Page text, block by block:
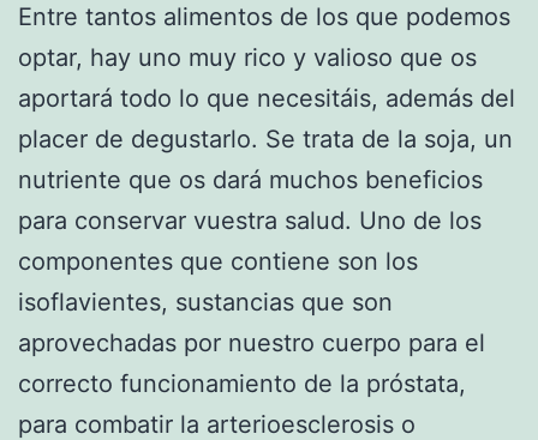
Entre tantos alimentos de los que podemos
optar, hay uno muy rico y valioso que os
aportará todo lo que necesitáis, además del
placer de degustarlo. Se trata de la soja, un
nutriente que os dará muchos beneficios
para conservar vuestra salud. Uno de los
componentes que contiene son los
isoflavientes, sustancias que son
aprovechadas por nuestro cuerpo para el
correcto funcionamiento de la próstata,
para combatir la arterioesclerosis o